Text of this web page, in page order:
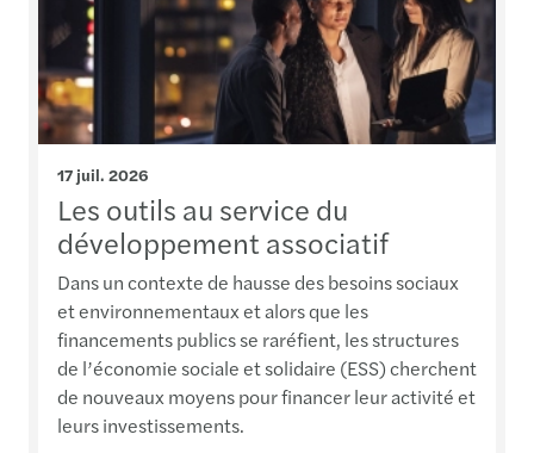
17 juil. 2026
Les outils au service du
développement associatif
Dans un contexte de hausse des besoins sociaux
et environnementaux et alors que les
financements publics se raréfient, les structures
de l’économie sociale et solidaire (ESS) cherchent
de nouveaux moyens pour financer leur activité et
leurs investissements.